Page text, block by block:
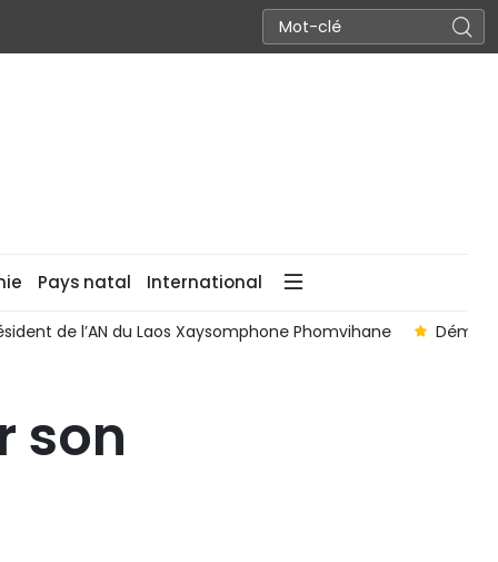
Pays natal International
de l’AN du Laos Xaysomphone Phomvihane
son